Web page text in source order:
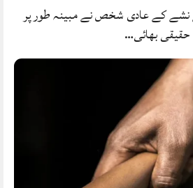
نشے کے عادی شخص نے مبینہ طور پر
حقیقی بھائی…